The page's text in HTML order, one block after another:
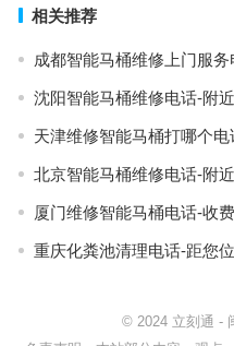
相关推荐
成都智能马桶维修上门服务
沈阳智能马桶维修电话-附
天津维修智能马桶打哪个电
北京智能马桶维修电话-附
厦门维修智能马桶电话-收
重庆化粪池清理电话-距您
© 2024 立刻通 -